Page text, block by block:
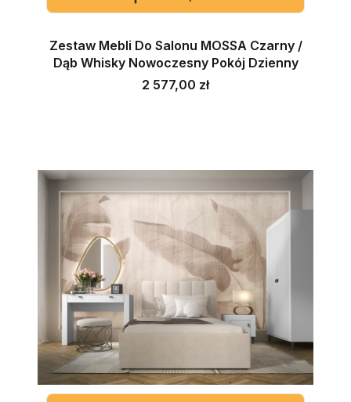
Zestaw Mebli Do Salonu MOSSA Czarny /
Dąb Whisky Nowoczesny Pokój Dzienny
Cena
2 577,00 zł